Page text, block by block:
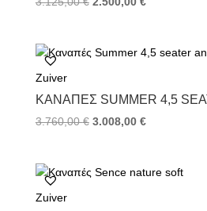
Zuiver
ΚΑΝΑΠΈΣ SUMMER 4,5
3.760,00€ 3.008,00 €
Zuiver